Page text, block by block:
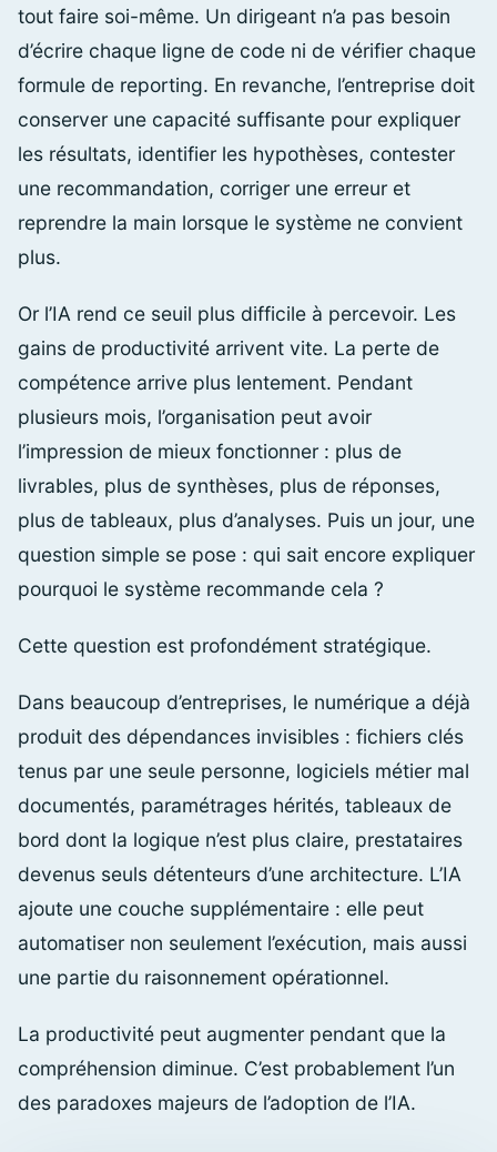
tout faire soi-même. Un dirigeant n’a pas besoin
d’écrire chaque ligne de code ni de vérifier chaque
formule de reporting. En revanche, l’entreprise doit
conserver une capacité suffisante pour expliquer
les résultats, identifier les hypothèses, contester
une recommandation, corriger une erreur et
reprendre la main lorsque le système ne convient
plus.
Or l’IA rend ce seuil plus difficile à percevoir. Les
gains de productivité arrivent vite. La perte de
compétence arrive plus lentement. Pendant
plusieurs mois, l’organisation peut avoir
l’impression de mieux fonctionner : plus de
livrables, plus de synthèses, plus de réponses,
plus de tableaux, plus d’analyses. Puis un jour, une
question simple se pose : qui sait encore expliquer
pourquoi le système recommande cela ?
Cette question est profondément stratégique.
Dans beaucoup d’entreprises, le numérique a déjà
produit des dépendances invisibles : fichiers clés
tenus par une seule personne, logiciels métier mal
documentés, paramétrages hérités, tableaux de
bord dont la logique n’est plus claire, prestataires
devenus seuls détenteurs d’une architecture. L’IA
ajoute une couche supplémentaire : elle peut
automatiser non seulement l’exécution, mais aussi
une partie du raisonnement opérationnel.
La productivité peut augmenter pendant que la
compréhension diminue. C’est probablement l’un
des paradoxes majeurs de l’adoption de l’IA.